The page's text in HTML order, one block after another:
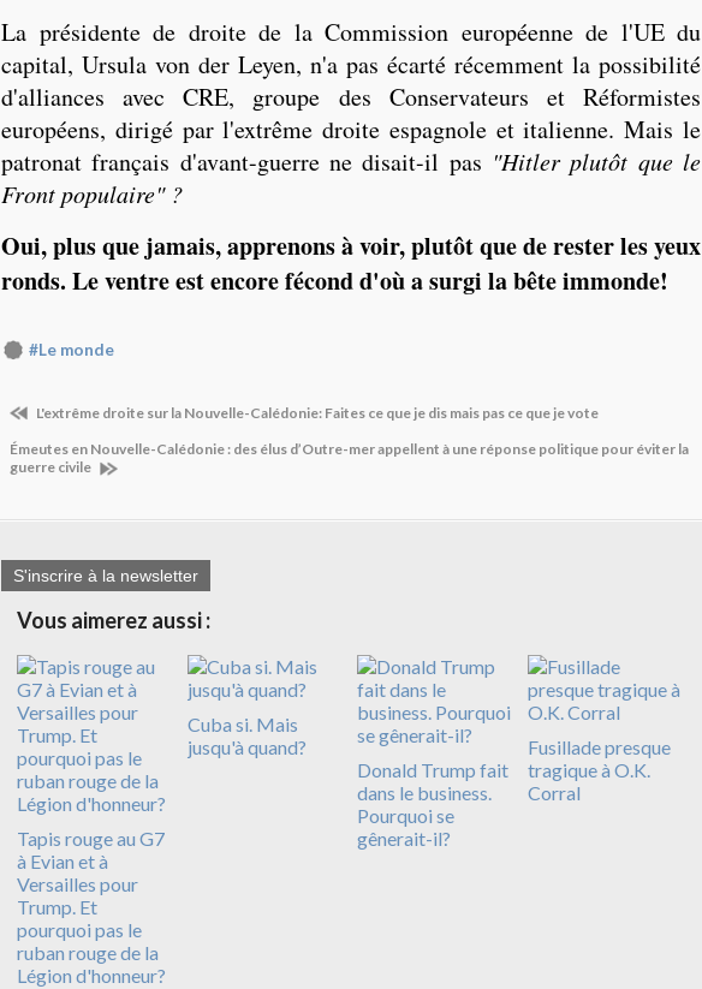
La présidente de droite de la Commission européenne de l'UE du
capital, Ursula von der Leyen, n'a pas écarté récemment la possibilité
d'alliances avec CRE, groupe des Conservateurs et Réformistes
européens, dirigé par l'extrême droite espagnole et italienne. Mais le
patronat français d'avant-guerre ne disait-il pas "Hitler plutôt que le
Front populaire" ?
Oui, plus que jamais, apprenons à voir, plutôt que de rester les yeux
ronds. Le ventre est encore fécond d'où a surgi la bête immonde!
#Le monde
L'extrême droite sur la Nouvelle-Calédonie: Faites ce que je dis mais pas ce que je vote
Émeutes en Nouvelle-Calédonie : des élus d’Outre-mer appellent à une réponse politique pour éviter la
guerre civile
S'inscrire à la newsletter
Vous aimerez aussi :
Tapis rouge au G7
à Evian et à
Versailles pour
Trump. Et
pourquoi pas le
ruban rouge de la
Légion d'honneur?
Cuba si. Mais
jusqu'à quand?
Donald Trump fait
dans le business.
Pourquoi se
gênerait-il?
Fusillade presque
tragique à O.K.
Corral